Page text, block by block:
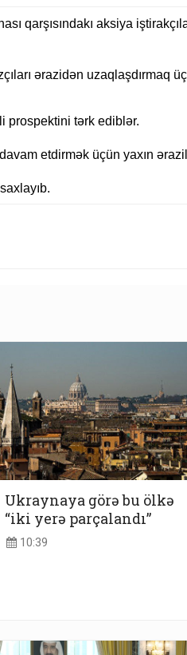
qarşısındakı aksiya
ərazidən uzaqlaşdırmaq
prospektini tərk ediblər.
etdirmək üçün yaxın
Ukraynaya görə bu ölkə
“iki yerə parçalandı”
10:39